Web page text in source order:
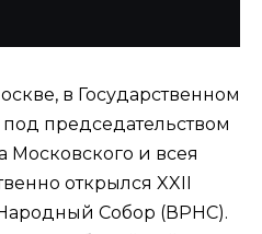
в Государственном
председательством
Московского и всея
открылся XXII
Собор (ВРНС).